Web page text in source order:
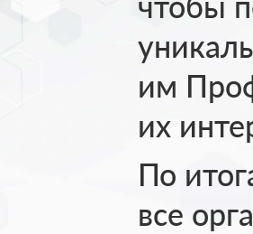
им
их
По
все